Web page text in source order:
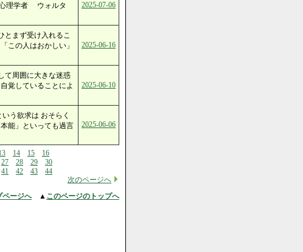
理学者 ウォルタ
2025-07-06
とまず受け入れるこ
この人はおかしい」
2025-06-16
て周囲に大きな迷惑
覚していることによ
2025-06-10
う欲求は おそらく
能」といっても過言
2025-06-06
14 15
16
27 28 29
30
41 42 43
44
次のページへ
ページへ▲ このページのトップへ